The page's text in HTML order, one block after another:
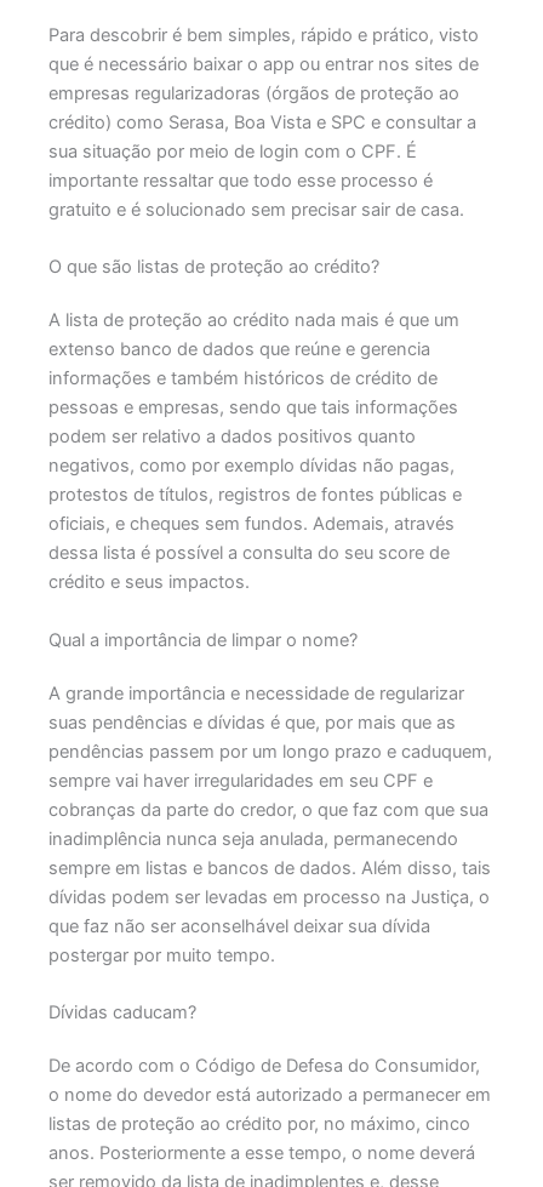
Para descobrir é bem simples, rápido e prático, visto
que é necessário baixar o app ou entrar nos sites de
empresas regularizadoras (órgãos de proteção ao
crédito) como Serasa, Boa Vista e SPC e consultar a
sua situação por meio de login com o CPF. É
importante ressaltar que todo esse processo é
gratuito e é solucionado sem precisar sair de casa.
O que são listas de proteção ao crédito?
A lista de proteção ao crédito nada mais é que um
extenso banco de dados que reúne e gerencia
informações e também históricos de crédito de
pessoas e empresas, sendo que tais informações
podem ser relativo a dados positivos quanto
negativos, como por exemplo dívidas não pagas,
protestos de títulos, registros de fontes públicas e
oficiais, e cheques sem fundos. Ademais, através
dessa lista é possível a consulta do seu score de
crédito e seus impactos.
Qual a importância de limpar o nome?
A grande importância e necessidade de regularizar
suas pendências e dívidas é que, por mais que as
pendências passem por um longo prazo e caduquem,
sempre vai haver irregularidades em seu CPF e
cobranças da parte do credor, o que faz com que sua
inadimplência nunca seja anulada, permanecendo
sempre em listas e bancos de dados. Além disso, tais
dívidas podem ser levadas em processo na Justiça, o
que faz não ser aconselhável deixar sua dívida
postergar por muito tempo.
Dívidas caducam?
De acordo com o Código de Defesa do Consumidor,
o nome do devedor está autorizado a permanecer em
listas de proteção ao crédito por, no máximo, cinco
anos. Posteriormente a esse tempo, o nome deverá
ser removido da lista de inadimplentes e, desse